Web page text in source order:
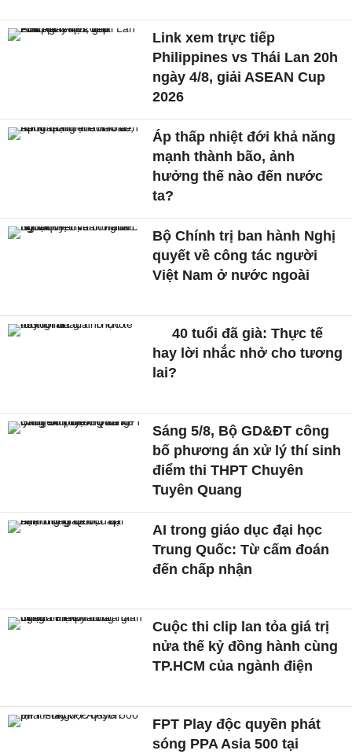
Link xem trực tiếp
Philippines vs Thái Lan 20h
ngày 4/8, giải ASEAN Cup
2026
Áp thấp nhiệt đới khả năng
mạnh thành bão, ảnh
hưởng thế nào đến nước
ta?
Bộ Chính trị ban hành Nghị
quyết về công tác người
Việt Nam ở nước ngoài
40 tuổi đã già: Thực tế
hay lời nhắc nhở cho tương
lai?
Sáng 5/8, Bộ GD&ĐT công
bố phương án xử lý thí sinh
điểm thi THPT Chuyên
Tuyên Quang
AI trong giáo dục đại học
Trung Quốc: Từ cấm đoán
đến chấp nhận
Cuộc thi clip lan tỏa giá trị
nửa thế kỷ đồng hành cùng
TP.HCM của ngành điện
FPT Play độc quyền phát
sóng PPA Asia 500 tại